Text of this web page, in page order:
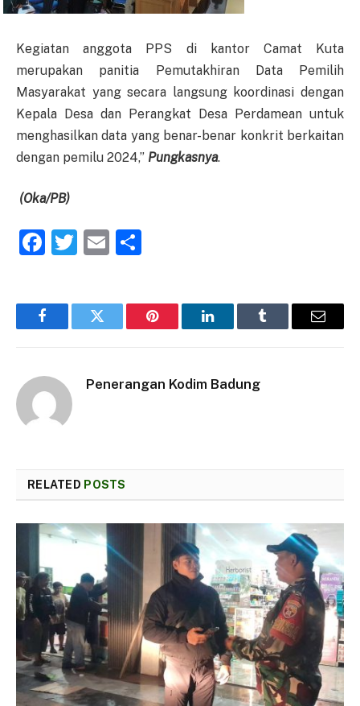
Kegiatan anggota PPS di kantor Camat Kuta
merupakan panitia Pemutakhiran Data Pemilih
Masyarakat yang secara langsung koordinasi dengan
Kepala Desa dan Perangkat Desa Perdamean untuk
menghasilkan data yang benar-benar konkrit berkaitan
dengan pemilu 2024,” Pungkasnya.
(Oka/PB)
Facebook
Twitter
Email
FacebookTwitter Pinterest LinkedInTumblr Email
Penerangan Kodim Badung
RELATED POSTS